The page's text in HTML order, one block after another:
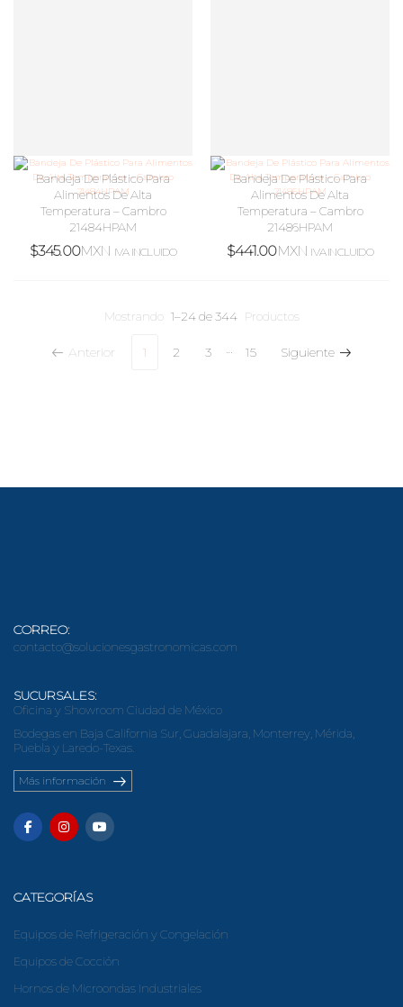
Bandeja De Plástico Para
Alimentos De Alta
Temperatura – Cambro
21484HPAM
$345.00MXN IVA INCLUIDO
Bandeja De Plástico Para
Alimentos De Alta
Temperatura – Cambro
21486HPAM
$441.00MXN IVA INCLUIDO
Mostrando 1–24 de 344 Productos
Anterior 1 2 3 … 15 Siguiente
CORREO:
contacto@solucionesgastronomicas.com
SUCURSALES:
Oficina y Showroom Ciudad de México
Bodegas en Baja California Sur, Guadalajara, Monterrey, Mérida,
Puebla y Laredo-Texas.
Más información
CATEGORÍAS
Equipos de Refrigeración y Congelación
Equipos de Cocción
Hornos de Microondas Industriales